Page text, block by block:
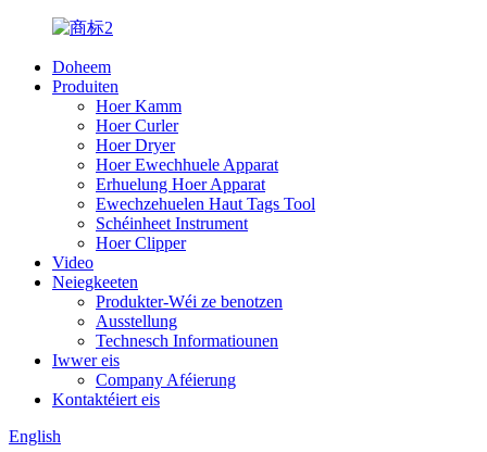
Doheem
Produiten
Hoer Kamm
Hoer Curler
Hoer Dryer
Hoer Ewechhuele Apparat
Erhuelung Hoer Apparat
Ewechzehuelen Haut Tags Tool
Schéinheet Instrument
Hoer Clipper
Video
Neiegkeeten
Produkter-Wéi ze benotzen
Ausstellung
Technesch Informatiounen
Iwwer eis
Company Aféierung
Kontaktéiert eis
English